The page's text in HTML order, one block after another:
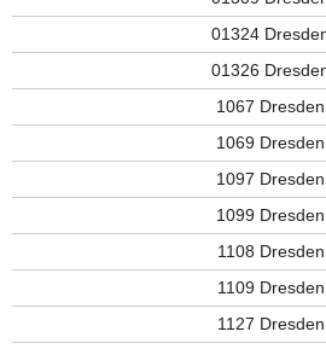
01324
01326
1067 Dresden
1069 Dresden
1097 Dresden
1099 Dresden
1108 Dresden
1109 Dresden
1127 Dresden